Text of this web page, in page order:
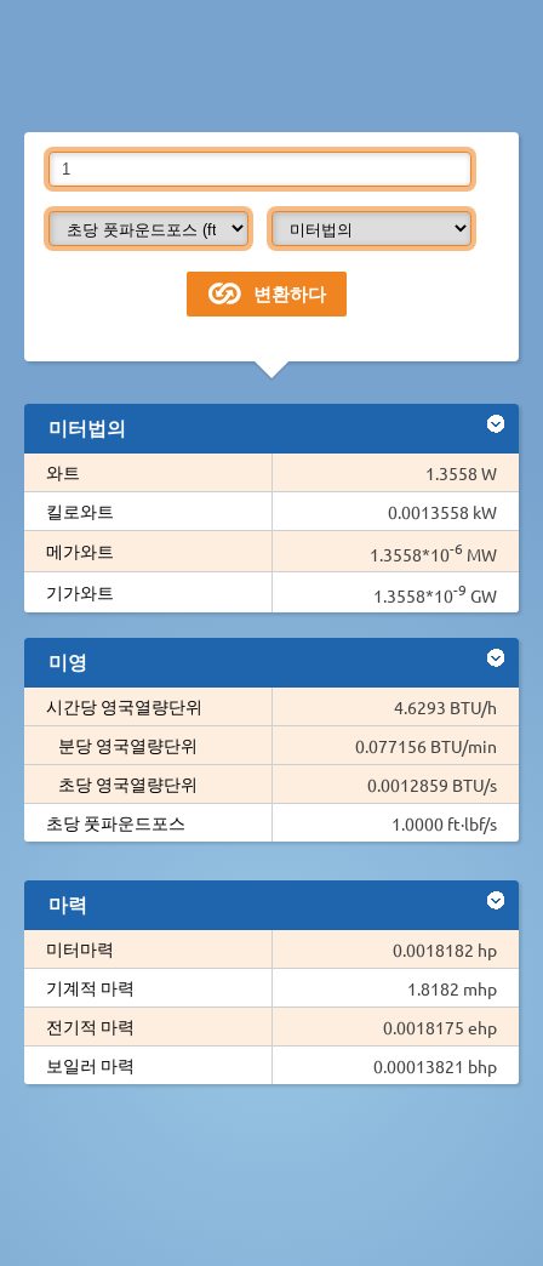
미터법의
와트
1.3558 W
킬로와트
0.0013558 kW
메가와트
1.3558*10-6 MW
기가와트
1.3558*10-9 GW
미영
시간당 영국열량단위
4.6293 BTU/h
분당 영국열량단위
0.077156 BTU/min
초당 영국열량단위
0.0012859 BTU/s
초당 풋파운드포스
1.0000 ft·lbf/s
마력
미터마력
0.0018182 hp
기계적 마력
1.8182 mhp
전기적 마력
0.0018175 ehp
보일러 마력
0.00013821 bhp